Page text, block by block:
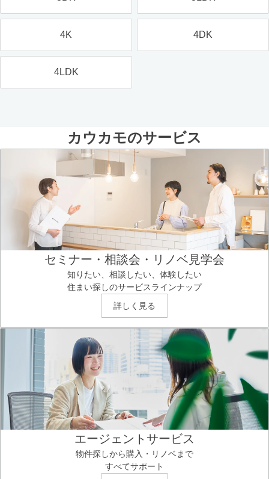
4K 4DK
4LDK
カウカモのサービス
セミナー・相談会・リノベ見学会
知りたい、相談したい、体験したい
住まい探しのサービスラインナップ
詳しく見る
エージェントサービス
物件探しから購入・リノベまで
すべてサポート